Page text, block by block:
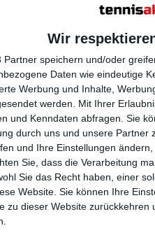
Wir
Partner speichern und/oder
Daten wie eindeutige
Werbung und Inhalte,
werden. Mit Ihrer
und Kenndaten abfragen. Sie
durch uns und unsere Partner
und Ihre Einstellungen
Sie, dass die Verarbeitung
Sie das Recht haben, einer
Website. Sie können Ihre
zu dieser Website
Podcast Served mit
die Tour in einer
Judy Murray,
auf das
Slam-Champion
wenn er nicht
Und hören Sie, ich
eine Pause'",